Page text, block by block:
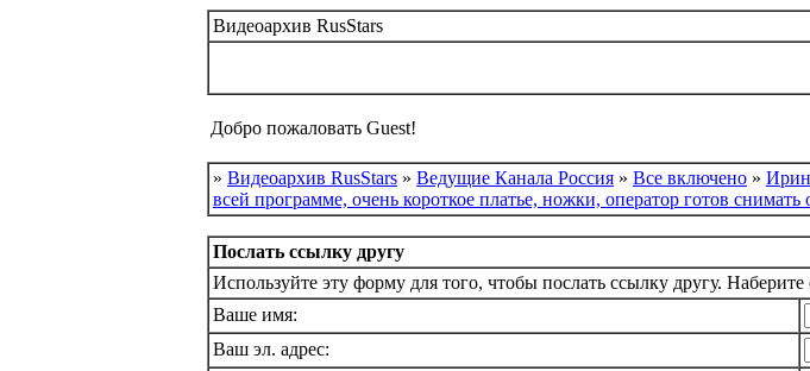
Видеоархив RusStars
Добро пожаловать Guest!
» Видеоархив RusStars » Ведущие Канала Россия » Все включено »
всей программе, очень короткое платье, ножки, оператор готов снимать
Послать ссылку другу
Используйте эту форму для того, чтобы послать ссылку другу.
Ваше имя:
Ваш эл. адрес: